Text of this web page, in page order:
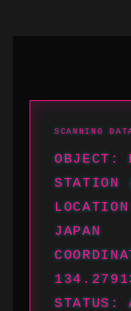
OBJECT:
STATION
JAPAN
STATUS: